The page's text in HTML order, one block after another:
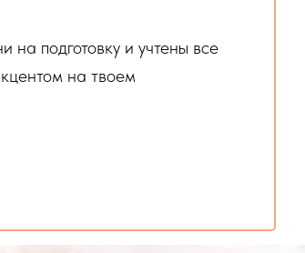
на подготовку и учтены все
на твоем